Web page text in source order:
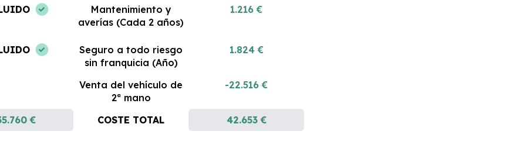
Mantenimiento y
averías (Cada 2 años)
1.216 €
Seguro a todo riesgo
sin franquicia (Año)
1.824 €
Venta del vehículo de
2ª mano
-22.516 €
€ COSTE TOTAL 42.653 €